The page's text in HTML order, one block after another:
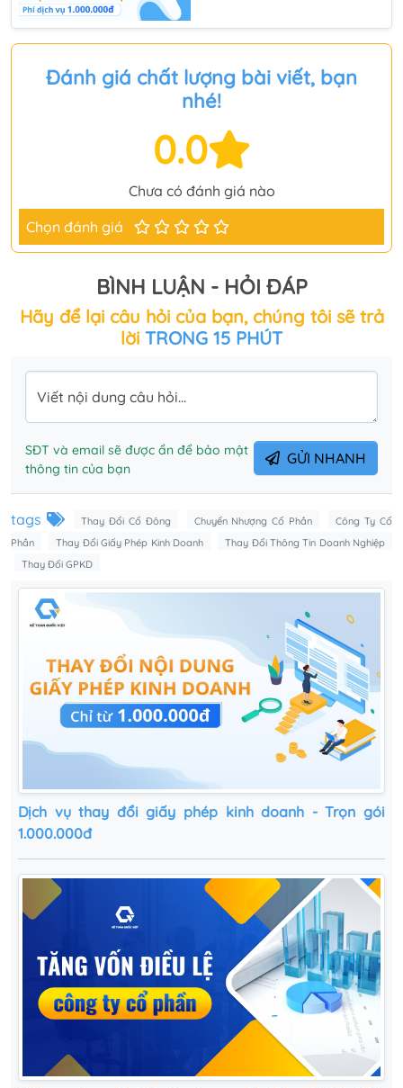
Đánh giá chất lượng bài viết, bạn
nhé!
0.0
Chưa có đánh giá nào
Chọn đánh giá
BÌNH LUẬN - HỎI ĐÁP
Hãy để lại câu hỏi của bạn, chúng tôi sẽ trả
lời TRONG 15 PHÚT
Viết nội dung câu hỏi...
SĐT và email sẽ được ẩn để bảo mật
thông tin của bạn
GỬI NHANH
tags Thay Đổi Cổ Đông Chuyển Nhượng Cổ Phần
Công Ty Cổ
Phần
Thay Đổi Giấy Phép Kinh Doanh
Thay Đổi Thông Tin Doanh Nghiệp
Thay Đổi GPKD
Dịch vụ thay đổi giấy phép kinh doanh - Trọn gói
1.000.000đ